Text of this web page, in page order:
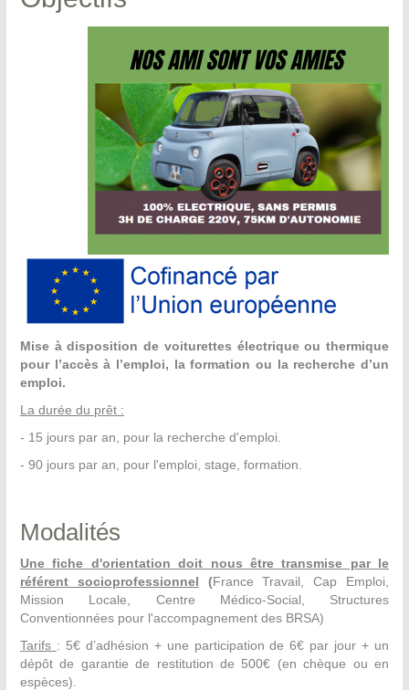
Mise à disposition de voiturettes électrique ou thermique
pour l’accès à l’emploi, la formation ou la recherche d’un
emploi.
La durée du prêt :
- 15 jours par an, pour la recherche d'emploi.
- 90 jours par an, pour l'emploi, stage, formation.
Modalités
Une fiche d'orientation doit nous être transmise par le
référent socioprofessionnel
(France Travail, Cap Emploi,
Mission Locale, Centre Médico-Social, Structures
Conventionnées pour l'accompagnement des BRSA)
Tarifs : 5€ d’adhésion + une participation de 6€ par jour + un
dépôt de garantie de restitution de 500€ (en chèque ou en
espèces).